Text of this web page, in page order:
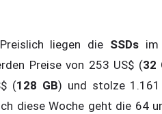
liegen die SSDs im
Preise von 253 US$ (32
(128 GB) und stolze
diese Woche geht die 64